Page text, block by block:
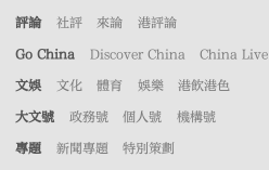
評論 社評 來論 港評論
Go China Discover China China Live
文娛 文化 體育 娛樂 港飲港色
大文號 政務號 個人號 機構號
專題 新聞專題 特別策劃